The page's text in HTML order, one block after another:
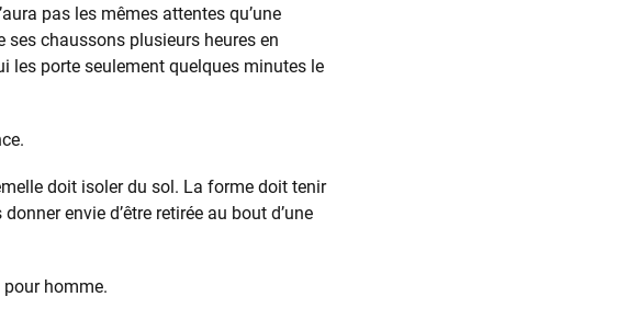
pas les mêmes attentes qu’une
chaussons plusieurs heures en
les porte seulement quelques minutes le
doit isoler du sol. La forme doit tenir
envie d’être retirée au bout d’une
pour homme.